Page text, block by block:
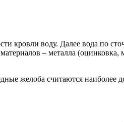
воду. Далее вода по
– металла
желоба считаются